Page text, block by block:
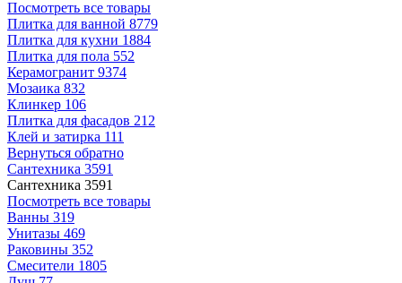
Посмотреть все товары
Плитка для ванной 8779
Плитка для кухни 1884
Плитка для пола 552
Керамогранит 9374
Мозаика 832
Клинкер 106
Плитка для фасадов 212
Клей и затирка 111
Вернуться обратно
Сантехника 3591
Сантехника 3591
Посмотреть все товары
Ванны 319
Унитазы 469
Раковины 352
Смесители 1805